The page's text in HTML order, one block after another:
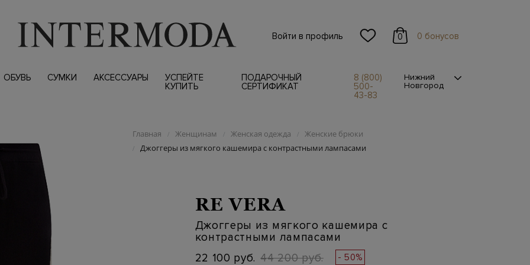
Войти в профиль 0 0 бонусов
ОБУВЬ СУМКИ АКСЕССУАРЫ
УСПЕЙТЕ
КУПИТЬ
ПОДАРОЧНЫЙ
СЕРТИФИКАТ
8 (800)
500-
43-83
Нижний
Новгород
Главная / Женщинам / Женская одежда / Женские брюки
/ Джоггеры из мягкого кашемира с контрастными лампасами
RE VERA
Джоггеры из мягкого кашемира с
контрастными лампасами
22 100 руб. 44 200 руб. - 50%